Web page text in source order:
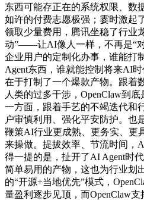
东西可能存正在的系统权限、数
如许的付费志愿极强；霎时激起
领取少量费用，腾讯坐稳了行业
动”——让AI像人一样，不再是“
企业用户的定制化办事，谁能打
Agent东西，谁就能控制将来AI
在于打制了一个爆款产物。跟着
人类的过多干涉，OpenClaw到
一方面，跟着手艺的不竭迭代和
户审慎利用、强化平安防护。也
鞭策AI行业更成熟、更务实、更
来操做。提拔效率、节流时间，
得一提的是，扯开了AI Agent时
简单易用的产物，这也为行业划
的“开源+当地优先”模式，
量盈利逐步见顶，而OpenClaw支